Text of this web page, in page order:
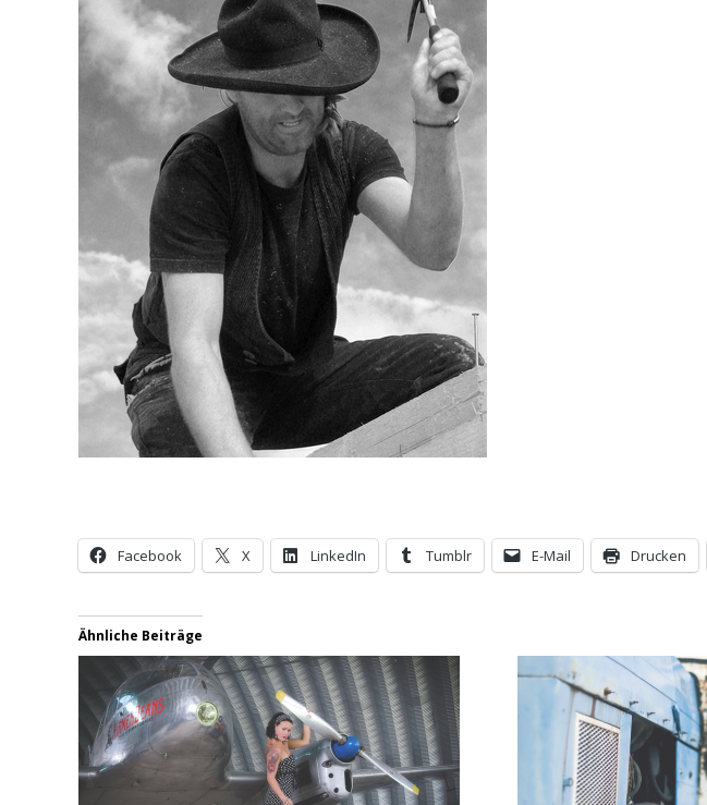
Facebook X LinkedIn Tumblr E-Mail Drucken
Ähnliche Beiträge